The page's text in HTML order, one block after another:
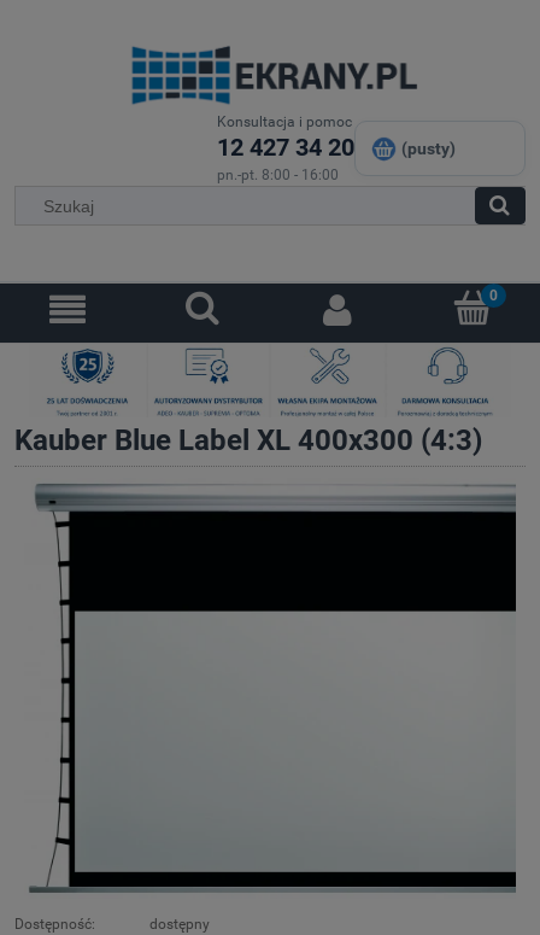
Konsultacja i pomoc
12 427 34 20
pn.-pt. 8:00 - 16:00
(pusty)
Kauber Blue Label XL 400x300 (4:3)
Dostępność:
dostępny